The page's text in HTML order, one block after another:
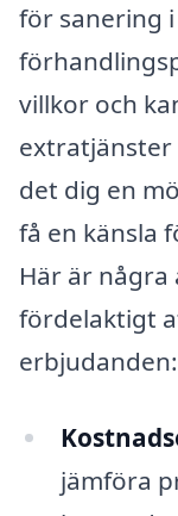
för sanering
villkor och
extratjänster
det dig en
få en känsla
Här är
fördelaktigt
erbjudanden:
jämföra